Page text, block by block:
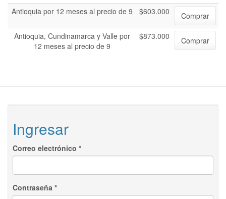
Antioquia por 12 meses al precio de 9 $603.000
Comprar
Antioquia, Cundinamarca y Valle por
12 meses al precio de 9
$873.000 Comprar
Ingresar
Correo electrónico *
Contraseña *